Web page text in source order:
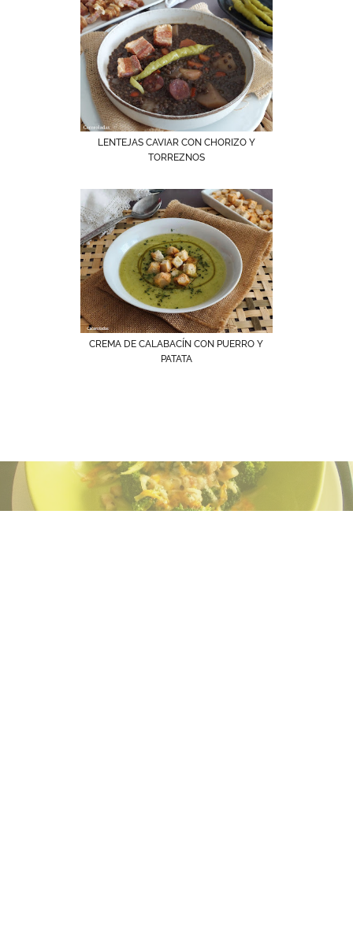
LENTEJAS CAVIAR CON CHORIZO Y
TORREZNOS
CREMA DE CALABACÍN CON PUERRO Y
PATATA